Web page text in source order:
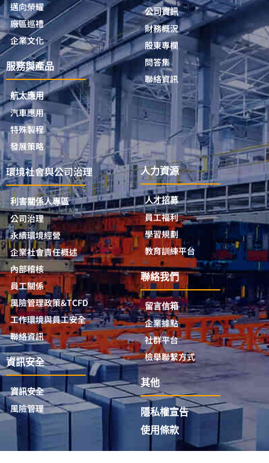
邁向榮耀
廠區巡禮
企業文化
服務與產品
航太應用
汽車應用
特殊製程
發展策略
公司資訊
財務概況
股東專欄
問答集
聯絡資訊
環境社會與公司治理
利害關係人專區
公司治理
永續環境經營
企業社會責任概述
內部稽核
員工關係
風險管理政策&TCFD
工作環境與員工安全
聯絡資訊
資訊安全
資訊安全
風險管理
人力資源
人才招募
員工福利
學習規劃
教育訓練平台
聯絡我們
留言信箱
企業據點
社群平台
檢舉聯繫方式
其他
隱私權宣告
使用條款